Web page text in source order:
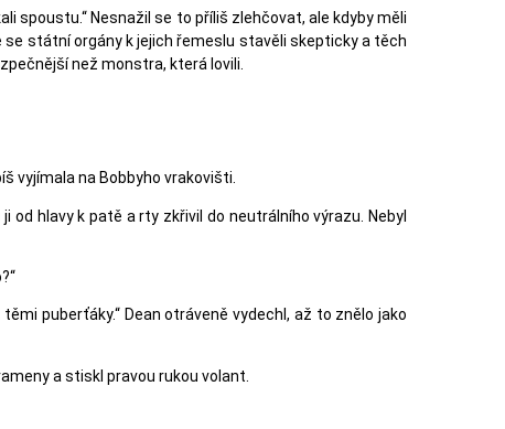
spoustu.“ Nesnažil se to příliš zlehčovat, ale kdyby měli
se státní orgány k jejich řemeslu stavěli skepticky a těch
než monstra, která lovili.
vyjímala na Bobbyho vrakovišti.
od hlavy k patě a rty zkřivil do neutrálního výrazu. Nebyl
puberťáky.“ Dean otráveně vydechl, až to znělo jako
a stiskl pravou rukou volant.